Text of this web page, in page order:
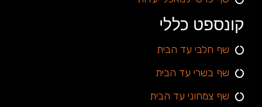
קונספט כללי
שף חלבי עד הבית
שף בשרי עד הבית
שף צמחוני עד הבית